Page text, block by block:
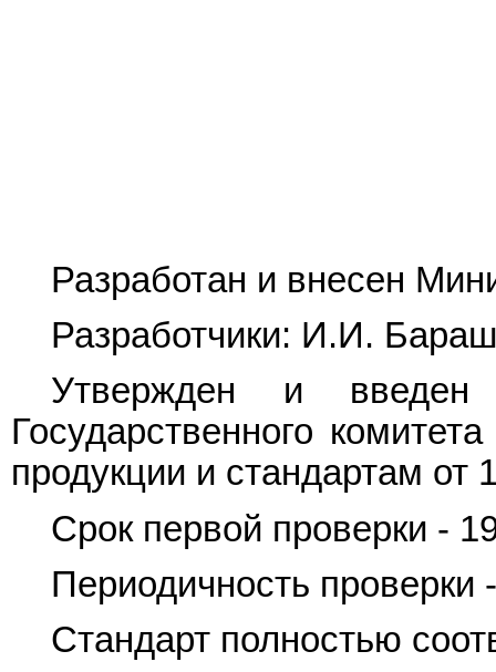
Разработан и внесен
Разработчики: И.И.
Утвержден и введен
Государственного
продукции и стандартам от
Срок первой проверки -
Периодичность проверки
Стандарт полностью